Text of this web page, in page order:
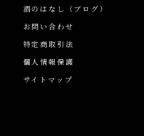
酒のはなし
（ブログ）
お問い合わせ
特定商取引法
個人情報保護
サイトマップ